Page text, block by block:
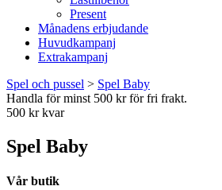
Present
Månadens erbjudande
Huvudkampanj
Extrakampanj
Spel och pussel > Spel Baby
Handla för minst 500 kr för fri frakt.
500 kr kvar
Spel Baby
Vår butik